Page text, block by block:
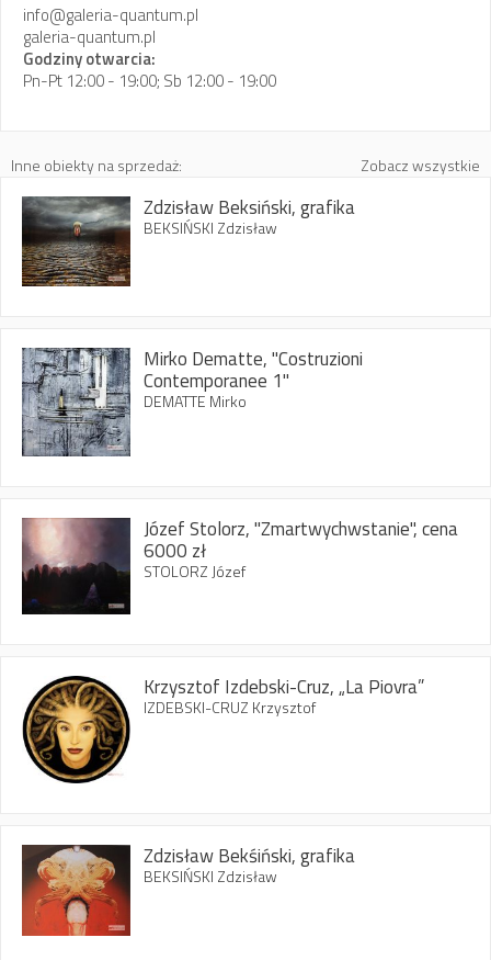
info@galeria-quantum.pl
galeria-quantum.pl
Godziny otwarcia:
Pn-Pt 12:00 - 19:00; Sb 12:00 - 19:00
Inne obiekty na sprzedaż: Zobacz wszystkie
Zdzisław Beksiński, grafika
BEKSIŃSKI Zdzisław
Mirko Dematte, "Costruzioni
Contemporanee 1"
DEMATTE Mirko
Józef Stolorz, "Zmartwychwstanie", cena
6000 zł
STOLORZ Józef
Krzysztof Izdebski-Cruz, „La Piovra”
IZDEBSKI-CRUZ Krzysztof
Zdzisław Bekśiński, grafika
BEKSIŃSKI Zdzisław